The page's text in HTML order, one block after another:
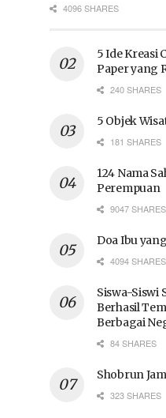
4096 SHARES
5 Ide Kreasi
Paper yang
240 SHARES
5 Objek
181 SHARES
124 Nama
Perempuan
9047 SHARES
Doa Ibu
4094 SHARES
Siswa-Siswi
Berhasil
Berbagai
84 SHARES
Shobrun
323 SHARES